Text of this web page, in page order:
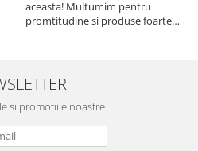
aceasta! Multumim pentru
promtitudine si produse foarte
si promotiile noastre